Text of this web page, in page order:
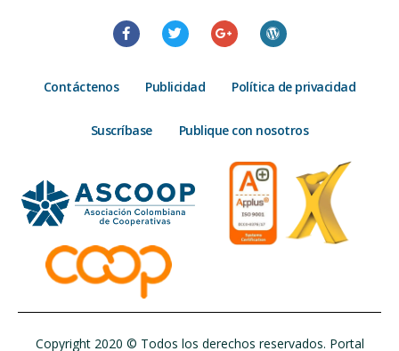
Contáctenos Publicidad Política de privacidad
Suscríbase Publique con nosotros
Copyright 2020 © Todos los derechos reservados. Portal